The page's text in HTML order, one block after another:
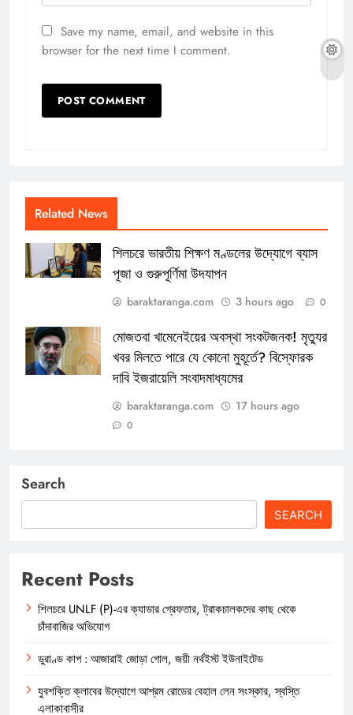
Save my name, email, and website in this
browser for the next time I comment.
Related News
শিলচরে ভারতীয় শিক্ষণ মণ্ডলের উদ্যোগে ব্যাস
পূজা ও গুরুপূর্ণিমা উদযাপন
baraktaranga.com 3 hours ago 0
মোজতবা খামেনেইয়ের অবস্থা সংকটজনক! মৃত্যুর
খবর মিলতে পারে যে কোনো মুহূর্তে? বিস্ফোরক
দাবি ইজরায়েলি সংবাদমাধ্যমের
baraktaranga.com 17 hours ago
0
Search
SEARCH
Recent Posts
শিলচরে UNLF (P)-এর ক্যাডার গ্রেফতার, ট্রাকচালকদের কাছ থেকে
চাঁদাবাজির অভিযোগ
ডুরাণ্ড কাপ : আজারাই জোড়া গোল, জয়ী নর্থইস্ট ইউনাইটেড
যুবশক্তি ক্লাবের উদ্যোগে আশ্রম রোডের বেহাল লেন সংস্কার, স্বস্তি
এলাকাবাসীর